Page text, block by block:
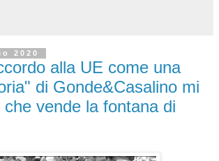
2020
alla UE come una
di Gonde&Casalino mi
che vende la fontana di